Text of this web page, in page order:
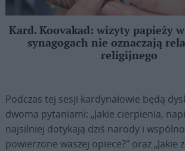
Kard. Koovakad: wizyty papieży
synagogach nie oznaczają
religijnego
Podczas tej sesji kardynałowie będą
dwoma pytaniami: „Jakie cierpienia,
najsilniej dotykają dziś narody i
powierzone waszej opiece?” oraz „Jakie